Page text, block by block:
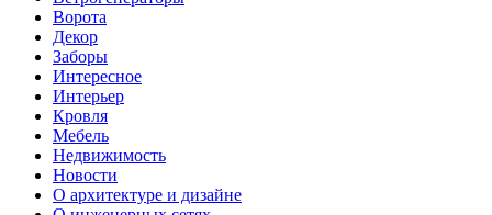
Ворота
Декор
Заборы
Интересное
Интерьер
Кровля
Мебель
Недвижимость
Новости
О архитектуре и дизайне